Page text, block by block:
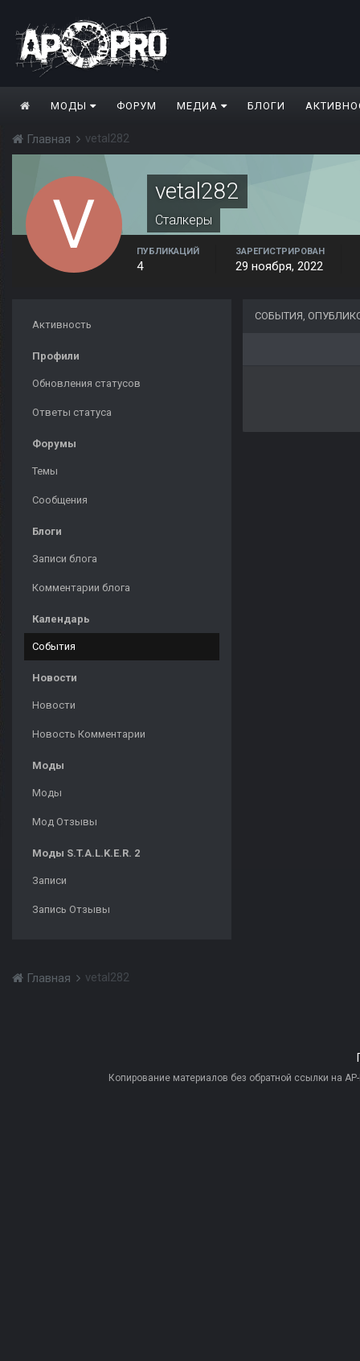
МОДЫ ФОРУМ МЕДИА БЛОГИ
Главная vetal282
vetal282
Сталкеры
ПУБЛИКАЦИЙ
4
ЗАРЕГИСТРИРОВАН
29 ноября, 2022
Активность
Профили
Обновления статусов
Ответы статуса
Форумы
Темы
Сообщения
Блоги
Записи блога
Комментарии блога
Календарь
События
Новости
Новости
Новость Комментарии
Моды
Моды
Мод Отзывы
Моды S.T.A.L.K.E.R. 2
Записи
Запись Отзывы
СОБЫТИЯ,
Главная vetal282
Копирование материалов без обратной ссылки на